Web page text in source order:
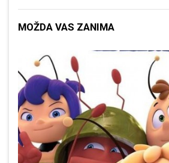
MOŽDA VAS ZANIMA